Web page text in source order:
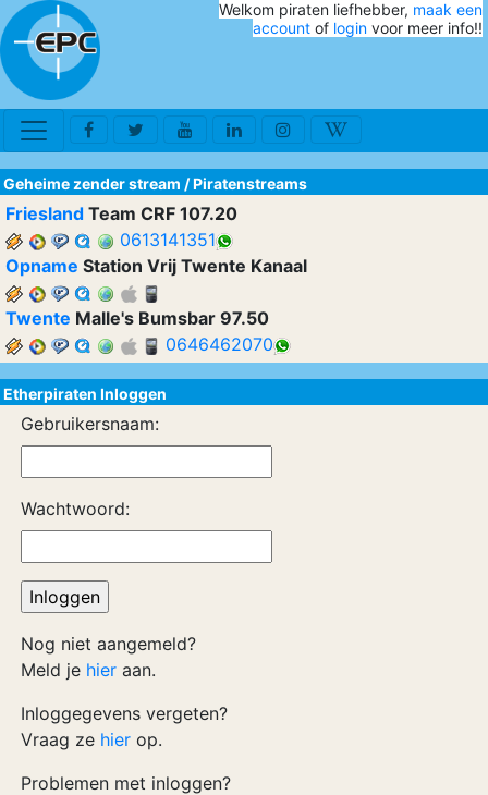
Welkom piraten liefhebber, maak een
account of login voor meer info!!
Geheime zender stream /Piratenstreams
Friesland Team CRF 107.20
0613141351
Opname Station Vrij Twente Kanaal
Twente Malle's Bumsbar 97.50
0646462070
Etherpiraten Inloggen
Gebruikersnaam:
Wachtwoord:
Nog niet aangemeld?
Meld je hier aan.
Inloggegevens vergeten?
Vraag ze hier op.
Problemen met inloggen?